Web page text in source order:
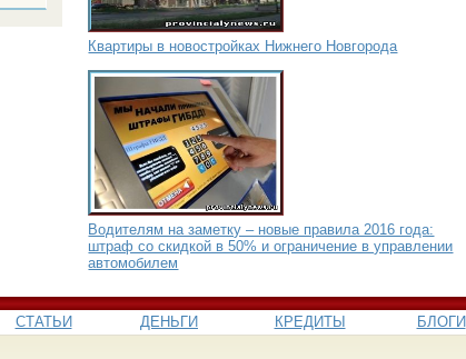
Квартиры в новостройках Нижнего Новгорода
Водителям на заметку – новые правила 2016 года:
штраф со скидкой в 50% и ограничение в управлении
автомобилем
СТАТЬИ ДЕНЬГИ КРЕДИТЫ БЛОГИ